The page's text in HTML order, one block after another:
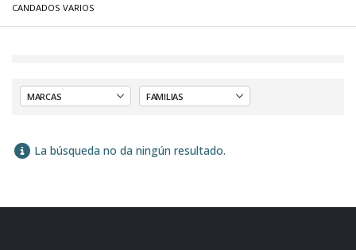
CANDADOS VARIOS
La búsqueda no da ningún resultado.